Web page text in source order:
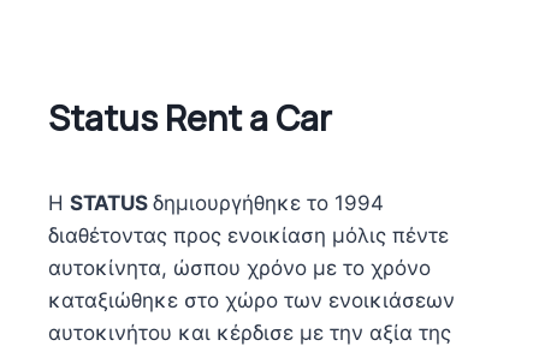
Status Rent a Car
Η STATUS δημιουργήθηκε το 1994
διαθέτοντας προς ενοικίαση μόλις πέντε
αυτοκίνητα, ώσπου χρόνο με το χρόνο
καταξιώθηκε στο χώρο των ενοικιάσεων
αυτοκινήτου και κέρδισε με την αξία της